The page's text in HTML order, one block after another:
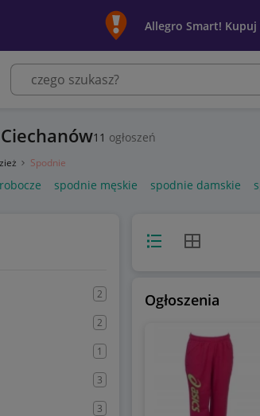
Allegro Smart! Kupuj
11 ogłoszeń
Spodnie
spodnie męskie spodnie damskie
2
2
1
3
3
Widok listyWidok siatki
Ogłoszenia